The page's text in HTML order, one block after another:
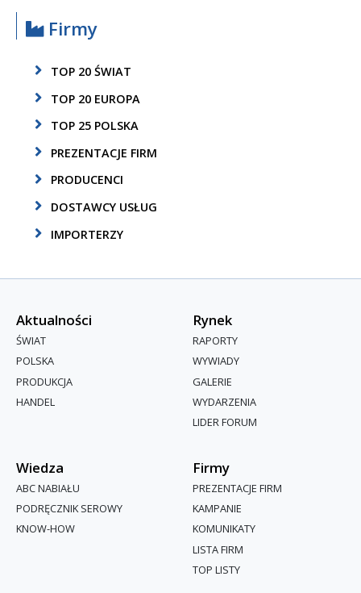
Firmy
TOP 20 ŚWIAT
TOP 20 EUROPA
TOP 25 POLSKA
PREZENTACJE FIRM
PRODUCENCI
DOSTAWCY USŁUG
IMPORTERZY
Aktualności
ŚWIAT
POLSKA
PRODUKCJA
HANDEL
Rynek
RAPORTY
WYWIADY
GALERIE
WYDARZENIA
LIDER FORUM
Wiedza
ABC NABIAŁU
PODRĘCZNIK SEROWY
KNOW-HOW
Firmy
PREZENTACJE FIRM
KAMPANIE
KOMUNIKATY
LISTA FIRM
TOP LISTY